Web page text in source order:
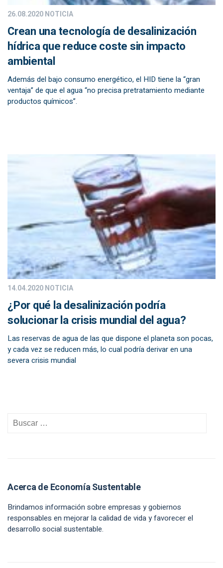
26.08.2020NOTICIA
Crean una tecnología de desalinización
hídrica que reduce coste sin impacto
ambiental
Además del bajo consumo energético, el HID tiene la “gran
ventaja” de que el agua “no precisa pretratamiento mediante
productos químicos”.
14.04.2020NOTICIA
¿Por qué la desalinización podría
solucionar la crisis mundial del agua?
Las reservas de agua de las que dispone el planeta son pocas,
y cada vez se reducen más, lo cual podría derivar en una
severa crisis mundial
Acerca de Economía Sustentable
Brindamos información sobre empresas y gobiernos
responsables en mejorar la calidad de vida y favorecer el
desarrollo social sustentable.